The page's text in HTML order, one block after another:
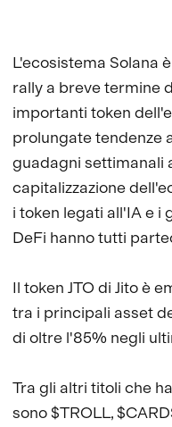
L'ecosistema Solana
rally a breve termine
importanti token
prolungate tendenze
guadagni settimanali
capitalizzazione
i token legati all'IA e i
DeFi hanno tutti
Il token JTO di Jito è
tra i principali asset
di oltre l'85% negli
Tra gli altri titoli che
sono $TROLL,